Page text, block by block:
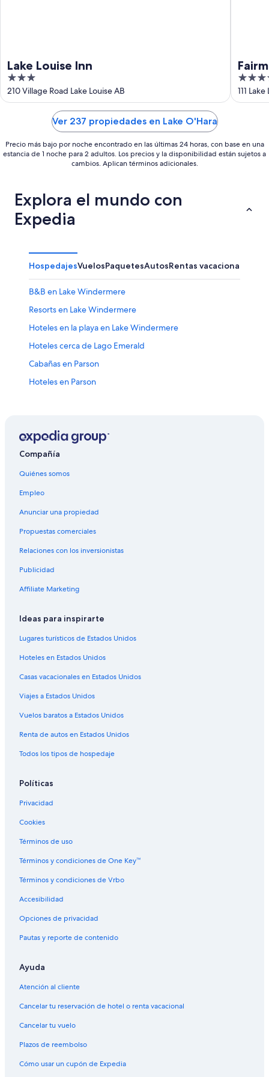
Lake Louise Inn
3
out
of
210 Village Road Lake Louise AB
4
out
of
111
Ver 237 propiedades en Lake O'Hara
Precio más bajo por noche encontrado en las últimas 24 horas, con base en una
estancia de 1 noche para 2 adultos. Los precios y la disponibilidad están sujetos a
cambios. Aplican términos adicionales.
Explora el mundo con
Expedia
HospedajesVuelosPaquetesAutosRentas vacacionales
B&B en Lake Windermere
Resorts en Lake Windermere
Hoteles en la playa en Lake Windermere
Hoteles cerca de Lago Emerald
Cabañas en Parson
Hoteles en Parson
Casas de campo en Radium Hot Springs
Resorts en Radium Hot Springs
Hoteles baratos en Radium Hot Springs
Hoteles en Radium Hot Springs
Moteles en Radium Hot Springs
Cabañas en Vermilion Crossing
Casas de campo en Brisco
Hoteles con spa en Panorama
Hoteles en la playa en Panorama
Hoteles con aguas termales en Valle de Columbia
Hoteles en Trout Lake
Hoteles cerca de Glacier National Park
B&B en Golden
Cabañas en Golden
Hoteles en Golden
Lodges en Golden
Compañía
Quiénes somos
Empleo
Anunciar una propiedad
Propuestas comerciales
Relaciones con los inversionistas
Publicidad
Affiliate Marketing
Ideas para inspirarte
Lugares turísticos de Estados Unidos
Hoteles en Estados Unidos
Casas vacacionales en Estados Unidos
Viajes a Estados Unidos
Vuelos baratos a Estados Unidos
Renta de autos en Estados Unidos
Todos los tipos de hospedaje
Políticas
Privacidad
Cookies
Términos de uso
Términos y condiciones de One Key™
Términos y condiciones de Vrbo
Accesibilidad
Opciones de privacidad
Pautas y reporte de contenido
Ayuda
Atención al cliente
Cancelar tu reservación de hotel o renta vacacional
Cancelar tu vuelo
Plazos de reembolso
Cómo usar un cupón de Expedia